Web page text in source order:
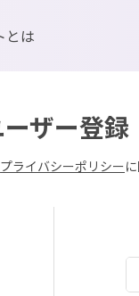
ザー登録
プライバシーポリシー
とは